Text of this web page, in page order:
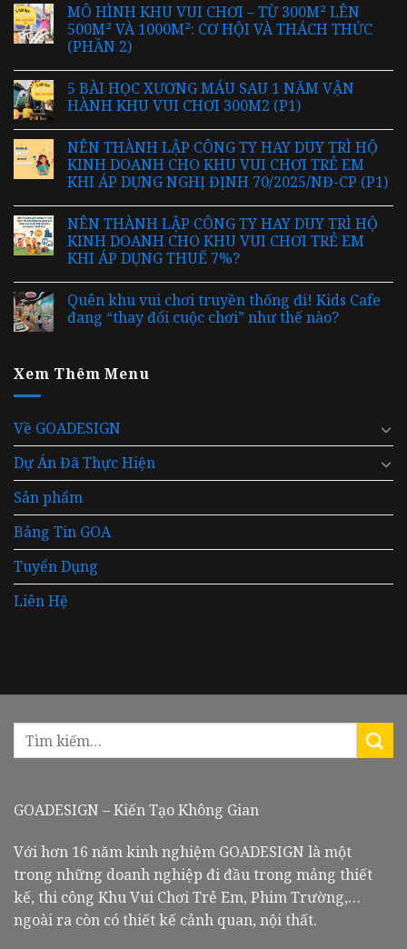
MÔ HÌNH KHU VUI CHƠI – TỪ 300M² LÊN
500M² VÀ 1000M²: CƠ HỘI VÀ THÁCH THỨC
(PHẦN 2)
5 BÀI HỌC XƯƠNG MÁU SAU 1 NĂM VẬN
HÀNH KHU VUI CHƠI 300M2 (P1)
NÊN THÀNH LẬP CÔNG TY HAY DUY TRÌ HỘ
KINH DOANH CHO KHU VUI CHƠI TRẺ EM
KHI ÁP DỤNG NGHỊ ĐỊNH 70/2025/NĐ-CP (P1)
NÊN THÀNH LẬP CÔNG TY HAY DUY TRÌ HỘ
KINH DOANH CHO KHU VUI CHƠI TRẺ EM
KHI ÁP DỤNG THUẾ 7%?
Quên khu vui chơi truyền thống đi! Kids Cafe
đang “thay đổi cuộc chơi” như thế nào?
Xem Thêm Menu
Về GOADESIGN
Dự Án Đã Thực Hiện
Sản phẩm
Bảng Tin GOA
Tuyển Dụng
Liên Hệ
GOADESIGN – Kiến Tạo Không Gian
Với hơn 16 năm kinh nghiệm GOADESIGN là một
trong những doanh nghiệp đi đầu trong mảng thiết
kế, thi công Khu Vui Chơi Trẻ Em, Phim Trường,…
ngoài ra còn có thiết kế cảnh quan, nội thất.